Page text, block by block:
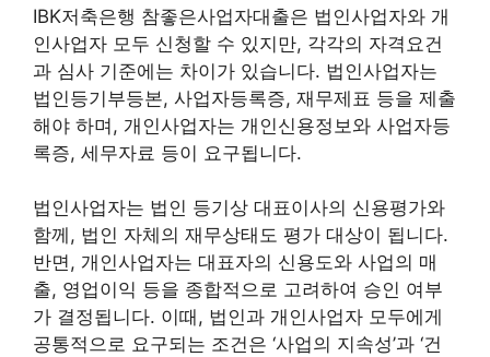
IBK저축은행 참좋은사업자대출은 법인사업자와 개
인사업자 모두 신청할 수 있지만, 각각의 자격요건
과 심사 기준에는 차이가 있습니다. 법인사업자는
법인등기부등본, 사업자등록증, 재무제표 등을 제출
해야 하며, 개인사업자는 개인신용정보와 사업자등
록증, 세무자료 등이 요구됩니다.
법인사업자는 법인 등기상 대표이사의 신용평가와
함께, 법인 자체의 재무상태도 평가 대상이 됩니다.
반면, 개인사업자는 대표자의 신용도와 사업의 매
출, 영업이익 등을 종합적으로 고려하여 승인 여부
가 결정됩니다. 이때, 법인과 개인사업자 모두에게
공통적으로 요구되는 조건은 ‘사업의 지속성’과 ‘건